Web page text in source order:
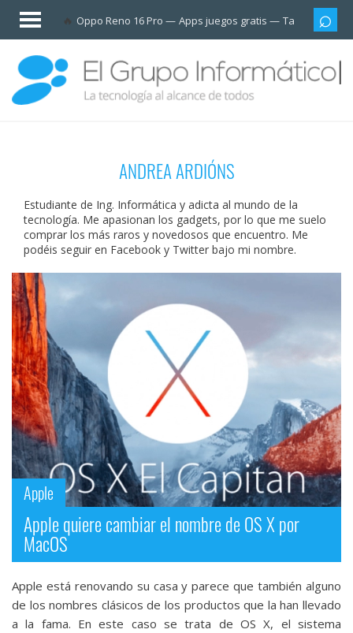
Oppo Reno 16 Pro Apps juegos gratis Tarjetas
Invitado
Iniciar
sesión /
Registrarse
Esenciales
Apps
Redes
sociales
Plataformas
streaming
Operadores
Trucos
y
Tutoriales
Ciberseguridad
Sistemas
operativos
ANDREA ARDIÓNS
Estudiante de Ing. Informática y adicta al mundo de la
tecnología. Me apasionan los gadgets, por lo que me suelo
comprar los más raros y novedosos que encuentro. Me
podéis seguir en Facebook y Twitter bajo mi nombre.
Apple
Apple quiere cambiar el nombre de OS X por
MacOS
Apple está renovando su casa y parece que también alguno
de los nombres clásicos de los productos que la han llevado
a la fama. En este caso se trata de OS X, el sistema